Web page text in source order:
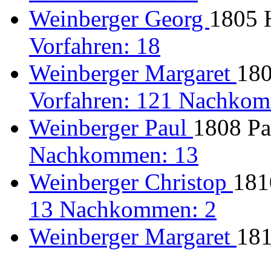
Weinberger Georg 1805
Vorfahren: 18
Weinberger Margaret
Vorfahren: 121
Weinberger Paul 1808
Nachkommen: 13
Weinberger Christop
13 Nachkommen: 2
Weinberger Margaret